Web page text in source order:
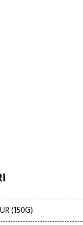
(150G)